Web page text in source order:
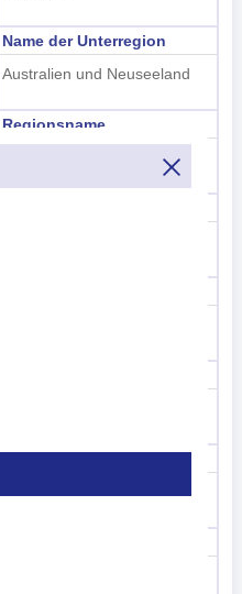
Name der Unterregion
Australien und Neuseeland
Regionsname
UN M49